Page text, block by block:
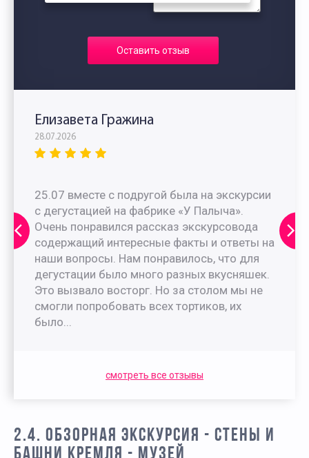
Оставить отзыв
Елизавета Гражина
28.07.2026
25.07 вместе с подругой была на экскурсии
с дегустацией на фабрике «У Палыча».
Очень понравился рассказ экскурсовода
содержащий интересные факты и ответы на
наши вопросы. Нам понравилось, что для
дегустации было много разных вкусняшек.
Это вызвало восторг. Но за столом мы не
смогли попробовать всех тортиков, их
было...
смотреть все отзывы
2.4. ОБЗОРНАЯ ЭКСКУРСИЯ - СТЕНЫ И